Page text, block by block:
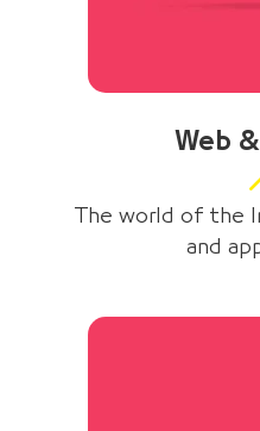
Web
The world of the
and